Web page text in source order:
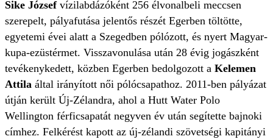
Sike Józsefvízilabdázóként 256 élvonalbeli meccsen
szerepelt, pályafutása jelentős részét Egerben töltötte,
egyetemi évei alatt a Szegedben pólózott, és nyert Magyar-
kupa-ezüstérmet. Visszavonulása után 28 évig jogászként
tevékenykedett, közben Egerben bedolgozott a Kelemen
Attila által irányított női pólócsapathoz. 2011-ben pályázat
útján került Új-Zélandra, ahol a Hutt Water Polo
Wellington férficsapatát negyven év után segítette bajnoki
címhez. Felkérést kapott az új-zélandi szövetségi kapitányi